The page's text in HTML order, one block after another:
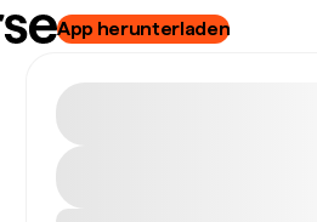
App herunterladen